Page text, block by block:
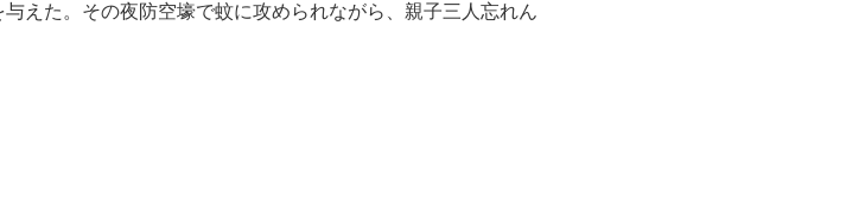
えた。その夜防空壕で蚊に攻められながら、親子三人忘れん